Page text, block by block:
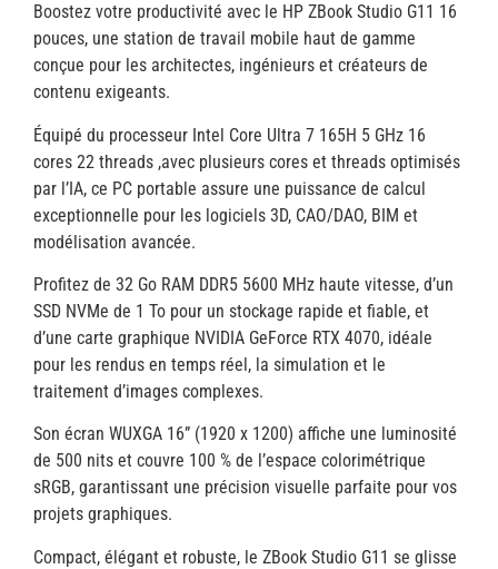
Boostez votre productivité avec le HP ZBook Studio G11 16
pouces, une station de travail mobile haut de gamme
conçue pour les architectes, ingénieurs et créateurs de
contenu exigeants.
Équipé du processeur Intel Core Ultra 7 165H 5 GHz 16
cores 22 threads ,avec plusieurs cores et threads optimisés
par l’IA, ce PC portable assure une puissance de calcul
exceptionnelle pour les logiciels 3D, CAO/DAO, BIM et
modélisation avancée.
Profitez de 32 Go RAM DDR5 5600 MHz haute vitesse, d’un
SSD NVMe de 1 To pour un stockage rapide et fiable, et
d’une carte graphique NVIDIA GeForce RTX 4070, idéale
pour les rendus en temps réel, la simulation et le
traitement d’images complexes.
Son écran WUXGA 16” (1920 x 1200) affiche une luminosité
de 500 nits et couvre 100 % de l’espace colorimétrique
sRGB, garantissant une précision visuelle parfaite pour vos
projets graphiques.
Compact, élégant et robuste, le ZBook Studio G11 se glisse